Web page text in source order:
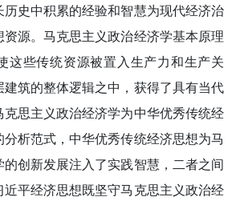
史中积累的经验和智慧为现代经济治
源。马克思主义政治经济学基本原理
这些传统资源被置入生产力和生产关
筑的整体逻辑之中，获得了具有当代
思主义政治经济学为中华优秀传统经
析范式，中华优秀传统经济思想为马
创新发展注入了实践智慧，二者之间
平经济思想既坚守马克思主义政治经